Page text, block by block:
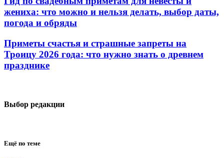
жениха: что можно и нельзя делать, выбор даты,
погода и обряды
Приметы счастья и страшные запреты на
Троицу 2026 года: что нужно знать о древнем
празднике
Выбор редакции
Ещё по теме